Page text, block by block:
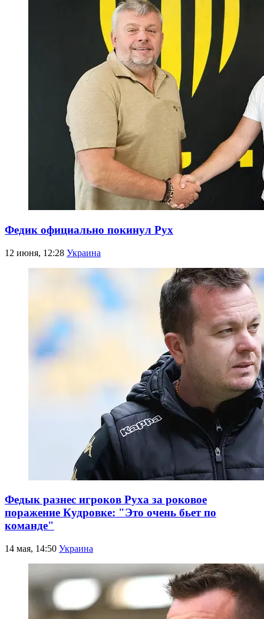
Федик официально покинул Рух
12 июня, 12:28 Украина
Федык разнес игроков Руха за роковое
поражение Кудровке: "Это очень бьет по
команде"
14 мая, 14:50 Украина